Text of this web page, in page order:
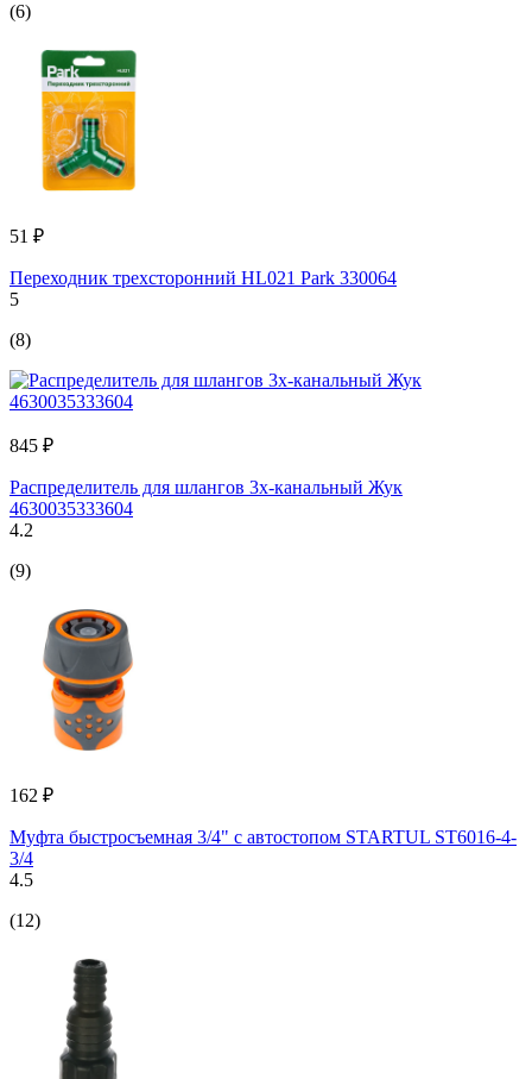
(6)
51 ₽
Переходник трехсторонний HL021 Park 330064
5
(8)
845 ₽
Распределитель для шлангов 3х-канальный Жук
4630035333604
4.2
(9)
162 ₽
Муфта быстросъемная 3/4" с автостопом STARTUL ST6016-4-
3/4
4.5
(12)